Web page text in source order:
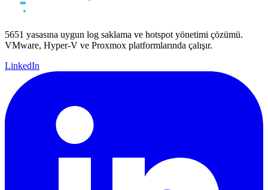
5651 yasasına uygun log saklama ve hotspot yönetimi çözümü.
VMware, Hyper-V ve Proxmox platformlarında çalışır.
LinkedIn